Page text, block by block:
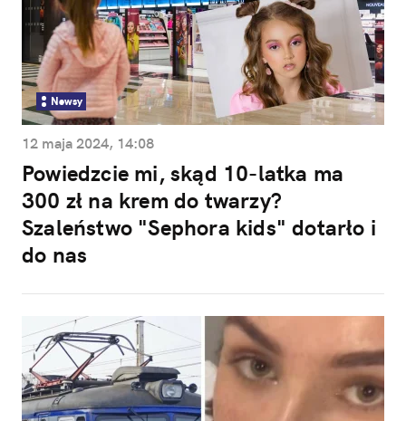
Newsy
12 maja 2024, 14:08
Powiedzcie mi, skąd 10-latka ma
300 zł na krem do twarzy?
Szaleństwo "Sephora kids" dotarło i
do nas